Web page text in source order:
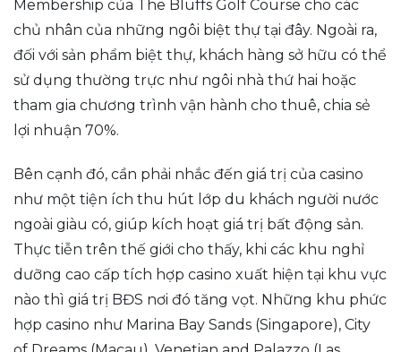
Membership của The Bluffs Golf Course cho các
chủ nhân của những ngôi biệt thự tại đây. Ngoài ra,
đối với sản phẩm biệt thự, khách hàng sở hữu có thể
sử dụng thường trực như ngôi nhà thứ hai hoặc
tham gia chương trình vận hành cho thuê, chia sẻ
lợi nhuận 70%.
Bên cạnh đó, cần phải nhắc đến giá trị của casino
như một tiện ích thu hút lớp du khách người nước
ngoài giàu có, giúp kích hoạt giá trị bất động sản.
Thực tiễn trên thế giới cho thấy, khi các khu nghỉ
dưỡng cao cấp tích hợp casino xuất hiện tại khu vực
nào thì giá trị BĐS nơi đó tăng vọt. Những khu phức
hợp casino như Marina Bay Sands (Singapore), City